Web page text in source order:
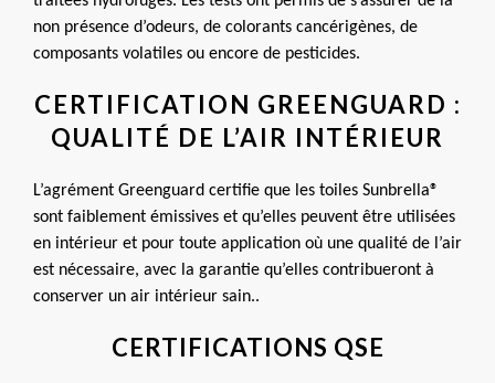
non présence d’odeurs, de colorants cancérigènes, de
composants volatiles ou encore de pesticides.
CERTIFICATION GREENGUARD :
QUALITÉ DE L’AIR INTÉRIEUR
L’agrément Greenguard certifie que les toiles Sunbrella®
sont faiblement émissives et qu’elles peuvent être utilisées
en intérieur et pour toute application où une qualité de l’air
est nécessaire, avec la garantie qu’elles contribueront à
conserver un air intérieur sain..
CERTIFICATIONS QSE